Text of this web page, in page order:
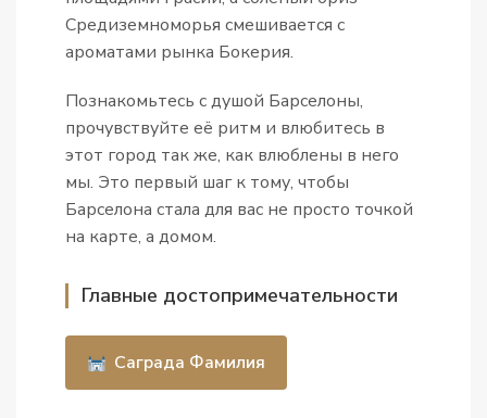
Средиземноморья смешивается с
ароматами рынка Бокерия.
Познакомьтесь с душой Барселоны,
прочувствуйте её ритм и влюбитесь в
этот город так же, как влюблены в него
мы. Это первый шаг к тому, чтобы
Барселона стала для вас не просто точкой
на карте, а домом.
Главные достопримечательности
Саграда Фамилия